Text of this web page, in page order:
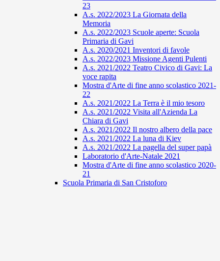
23
A.s. 2022/2023 La Giornata della
Memoria
A.s. 2022/2023 Scuole aperte: Scuola
Primaria di Gavi
A.s. 2020/2021 Inventori di favole
A.s. 2022/2023 Missione Agenti Pulenti
A.s. 2021/2022 Teatro Civico di Gavi: La
voce rapita
Mostra d'Arte di fine anno scolastico 2021-
22
A.s. 2021/2022 La Terra è il mio tesoro
A.s. 2021/2022 Visita all'Azienda La
Chiara di Gavi
A.s. 2021/2022 Il nostro albero della pace
A.s. 2021/2022 La luna di Kiev
A.s. 2021/2022 La pagella del super papà
Laboratorio d'Arte-Natale 2021
Mostra d'Arte di fine anno scolastico 2020-
21
Scuola Primaria di San Cristoforo